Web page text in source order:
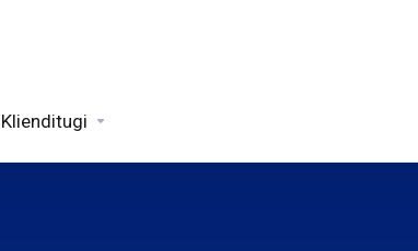
Klienditugi